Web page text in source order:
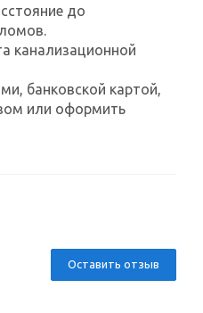
до
канализационной
банковской картой,
или оформить
Оставить отзыв